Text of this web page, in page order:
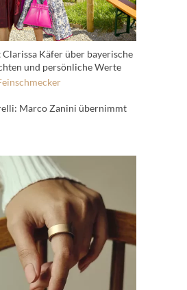
Clarissa Käfer über bayerische
und persönliche Werte
Marco Zanini übernimmt